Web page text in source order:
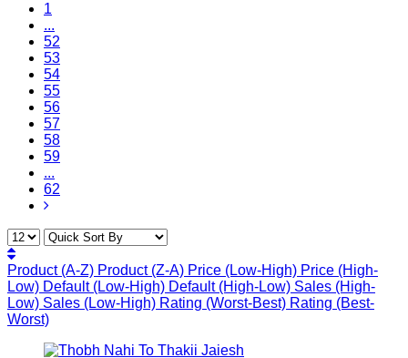
1
...
52
53
54
55
56
57
58
59
...
62
Product (A-Z) Product (Z-A) Price (Low-High) Price (High-
Low) Default (Low-High) Default (High-Low) Sales (High-
Low) Sales (Low-High) Rating (Worst-Best) Rating (Best-
Worst)